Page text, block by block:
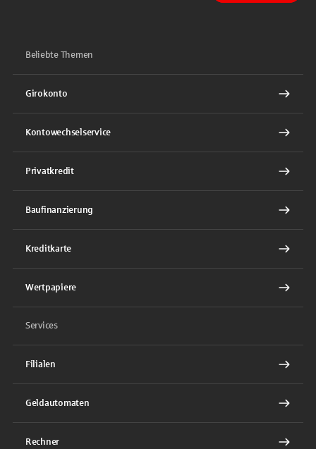
Beliebte Themen
Girokonto
Kontowechselservice
Privatkredit
Baufinanzierung
Kreditkarte
Wertpapiere
Services
Filialen
Geldautomaten
Rechner